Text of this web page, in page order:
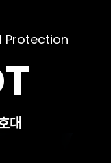
Protection
대